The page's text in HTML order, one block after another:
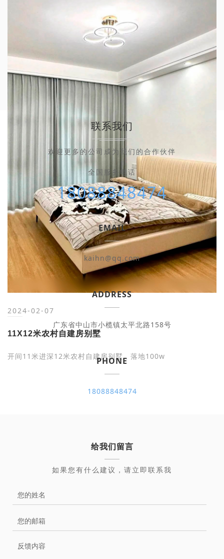
装修是一个既繁琐又充满挑战的过程，但同时也是一个能够展
现个人审美和创造力的机会。为你提供一份详尽的装修攻略，
从拆改到软装，一步步指导你如何将家打造成心目中的理想..
自建房别墅建筑设计参考意向图
别墅，一般指独栋住宅，随时代发展，形式也越来越多样。其
建筑风格有现代简约风格、欧式古典风格、美式乡村风格、中
式古典风格、地中海风格等多种风格，形式多样。随着当前..
2024-02-07
11X12米农村自建房别墅
开间11米进深12米农村自建房别墅，落地100w
联系我们
欢迎更多的公司成为我们的合作伙伴
全国服务电话
18088848474
EMAIL
kaihn@qq.com
ADDRESS
广东省中山市小榄镇太平北路158号
PHONE
18088848474
给我们留言
如果您有什么建议，请立即联系我